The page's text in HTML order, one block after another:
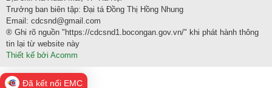
Trưởng ban biên tập: Đại tá Đồng Thị Hồng Nhung
Email: cdcsnd@gmail.com
® Ghi rõ nguồn "https://cdcsnd1.bocongan.gov.vn/" khi phát hành thông
tin lại từ website này
Thiết kế bởi Acomm
Đã kết nối EMC